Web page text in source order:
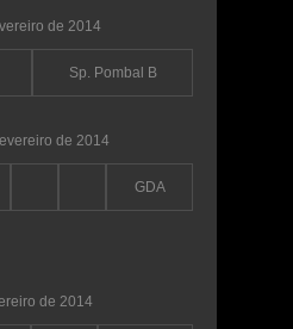
de 2014
Sp. Pombal B
de 2014
GDA
de 2014